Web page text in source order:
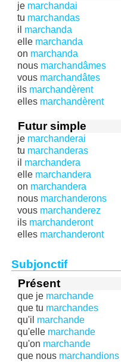
je marchandai
tu marchandas
il marchanda
elle marchanda
on marchanda
nous marchandâmes
vous marchandâtes
ils marchandèrent
elles marchandèrent
Futur simple
je marchanderai
tu marchanderas
il marchandera
elle marchandera
on marchandera
nous marchanderons
vous marchanderez
ils marchanderont
elles marchanderont
Subjonctif
Présent
que je marchande
que tu marchandes
qu'il marchande
qu'elle marchande
qu'on marchande
que nous marchandions